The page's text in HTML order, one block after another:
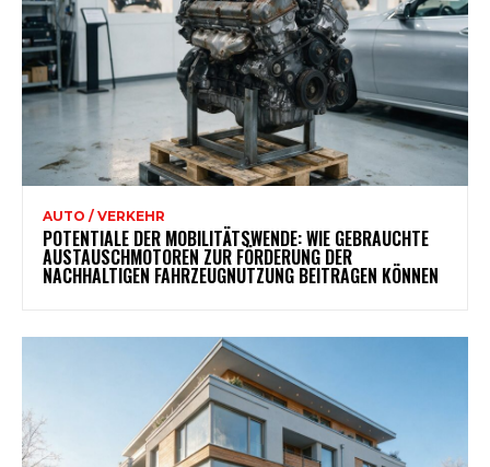
AUTO / VERKEHR
POTENTIALE DER MOBILITÄTSWENDE: WIE GEBRAUCHTE
AUSTAUSCHMOTOREN ZUR FÖRDERUNG DER
NACHHALTIGEN FAHRZEUGNUTZUNG BEITRAGEN KÖNNEN